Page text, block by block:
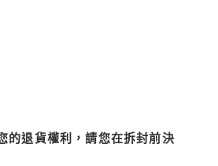
的退貨權利，請您在拆封前決